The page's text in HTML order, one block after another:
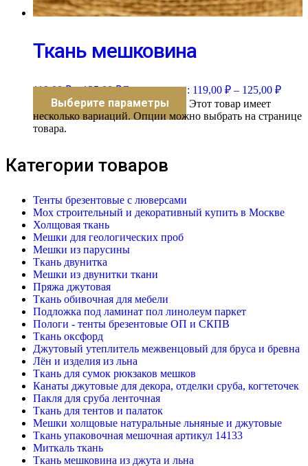
Ткань мешковина
119,00₽ – 125,00₽Диапазон цен: 119,00 ₽ – 125,00 ₽
Выберите параметры
Этот товар имеет
несколько вариаций. Опции можно выбрать на странице
товара.
Категории товаров
Тенты брезентовые с люверсами
Мох строительный и декоративный купить в Москве
Холщовая ткань
Мешки для геологических проб
Мешки из парусины
Ткань двунитка
Мешки из двунитки ткани
Пряжа джутовая
Ткань обивочная для мебели
Подложка под ламинат пол линолеум паркет
Пологи - тенты брезентовые ОП и СКПВ
Ткань оксфорд
Джутовый утеплитель межвенцовый для бруса и бревна
Лён и изделия из льна
Ткань для сумок рюкзаков мешков
Канаты джутовые для декора, отделки сруба, когтеточек
Пакля для сруба ленточная
Ткань для тентов и палаток
Мешки холщовые натуральные льняные и джутовые
Ткань упаковочная мешочная артикул 14133
Миткаль ткань
Ткань мешковина из джута и льна